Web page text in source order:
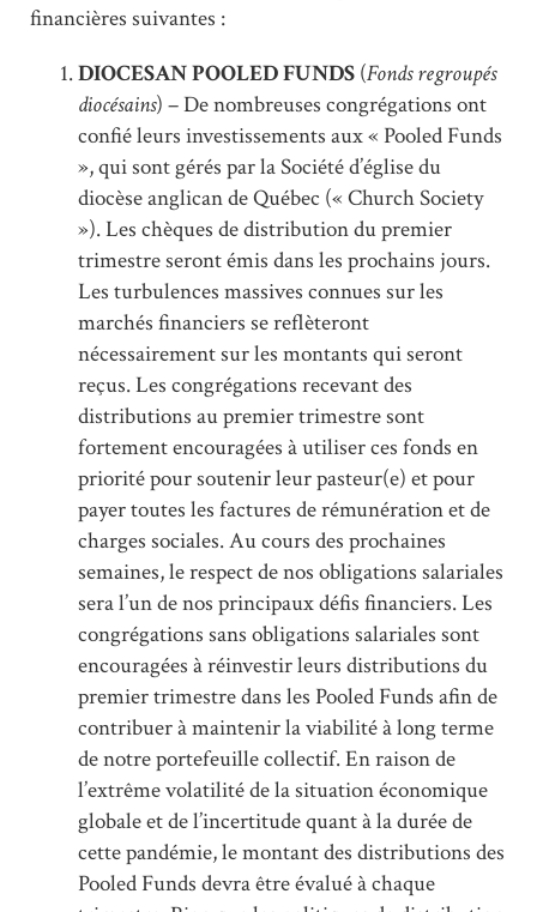
financières suivantes :
DIOCESAN POOLED FUNDS (Fonds regroupés
diocésains) – De nombreuses congrégations ont
confié leurs investissements aux « Pooled Funds
», qui sont gérés par la Société d’église du
diocèse anglican de Québec (« Church Society
»). Les chèques de distribution du premier
trimestre seront émis dans les prochains jours.
Les turbulences massives connues sur les
marchés financiers se reflèteront
nécessairement sur les montants qui seront
reçus. Les congrégations recevant des
distributions au premier trimestre sont
fortement encouragées à utiliser ces fonds en
priorité pour soutenir leur pasteur(e) et pour
payer toutes les factures de rémunération et de
charges sociales. Au cours des prochaines
semaines, le respect de nos obligations salariales
sera l’un de nos principaux défis financiers. Les
congrégations sans obligations salariales sont
encouragées à réinvestir leurs distributions du
premier trimestre dans les Pooled Funds afin de
contribuer à maintenir la viabilité à long terme
de notre portefeuille collectif. En raison de
l’extrême volatilité de la situation économique
globale et de l’incertitude quant à la durée de
cette pandémie, le montant des distributions des
Pooled Funds devra être évalué à chaque